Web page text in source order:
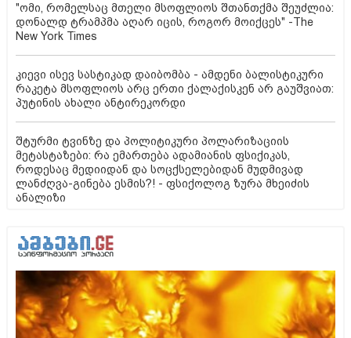
"ომი, რომელსაც მთელი მსოფლიოს შთანთქმა შეუძლია:
დონალდ ტრამპმა აღარ იცის, როგორ მოიქცეს" -The
New York Times
კიევი ისევ სასტიკად დაიბომბა - ამდენი ბალისტიკური
რაკეტა მსოფლიოს არც ერთი ქალაქისკენ არ გაუშვიათ:
პუტინის ახალი ანტირეკორდი
შტურმი ტვინზე და პოლიტიკური პოლარიზაციის
მეტასტაზები: რა ემართება ადამიანის ფსიქიკას,
როდესაც მედიიდან და სოცქსელებიდან მუდმივად
ლანძღვა-გინება ესმის?! - ფსიქოლოგ ზურა მხეიძის
ანალიზი